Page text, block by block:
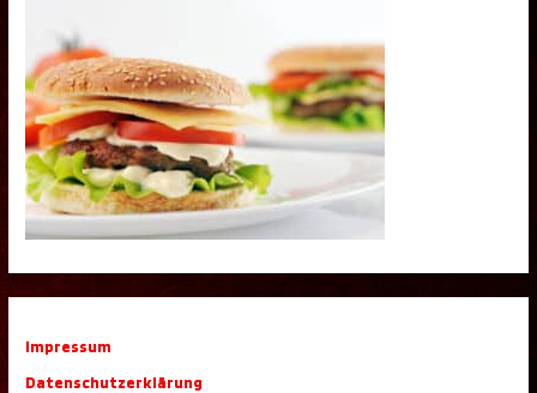
Impressum
Datenschutzerklärung